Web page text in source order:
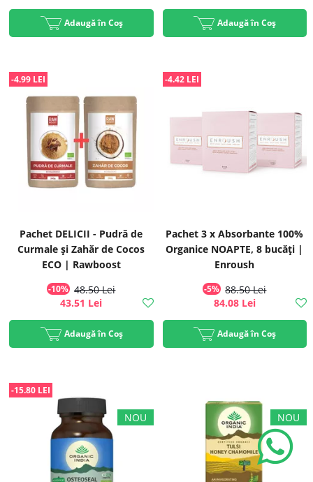
Adaugă în Coș Adaugă în Coș
Pachet DELICII - Pudră de
Curmale și Zahăr de Cocos
ECO | Rawboost
-10% 48.50 Lei
-4.99 LEI
43.51 Lei
Adaugă în Coș
Pachet 3 x Absorbante 100%
Organice NOAPTE, 8 bucăți |
Enroush
-5% 88.50 Lei
-4.42 LEI
84.08 Lei
Adaugă în Coș
-15.80 LEI